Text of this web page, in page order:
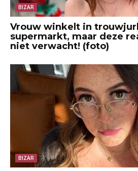
BIZAR
Vrouw winkelt in
supermarkt, maar deze
niet verwacht! (foto)
BIZAR